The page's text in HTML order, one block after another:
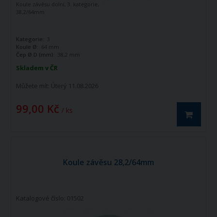
Skladem v ČR
Můžete mít: Úterý 11.08.2026
99,00 Kč / ks
Koule závěsu dolní, 3. kategorie,
38,2/64mm
Kategorie:
Koule Ø: 64 mm
Čep Ø D (mm):
38,2 mm
Koule závěsu 28,2/64mm
Katalogové číslo: 01502